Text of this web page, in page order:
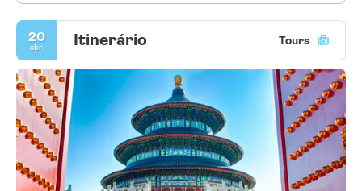
20
abr. Itinerário Tours